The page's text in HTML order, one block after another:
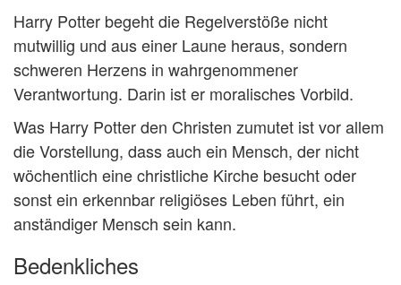
Harry Potter begeht die Regelverstöße nicht
mutwillig und aus einer Laune heraus, sondern
schweren Herzens in wahrgenommener
Verantwortung. Darin ist er moralisches Vorbild.
Was Harry Potter den Christen zumutet ist vor allem
die Vorstellung, dass auch ein Mensch, der nicht
wöchentlich eine christliche Kirche besucht oder
sonst ein erkennbar religiöses Leben führt, ein
anständiger Mensch sein kann.
Bedenkliches